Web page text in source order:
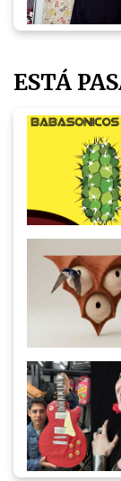
ESTÁ